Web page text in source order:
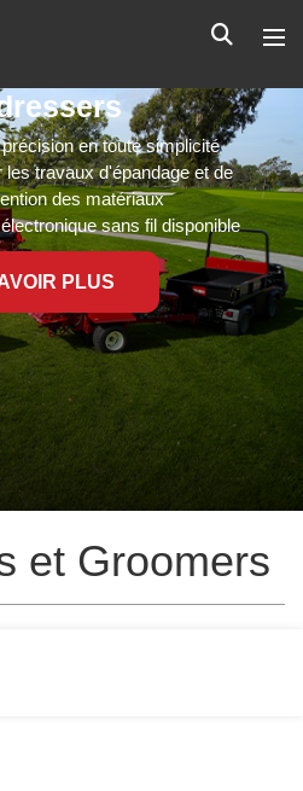
en toute simplicité
les travaux d'épandage et de
des matériaux
sans fil disponible
PLUS
et Groomers